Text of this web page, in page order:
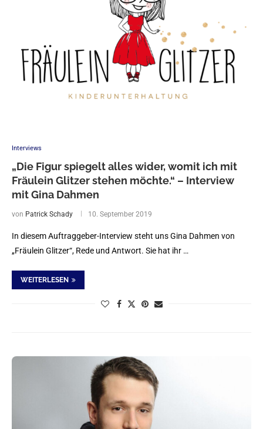
Interviews
„Die Figur spiegelt alles wider, womit ich mit
Fräulein Glitzer stehen möchte.“ – Interview
mit Gina Dahmen
von Patrick Schady 10. September 2019
In diesem Auftraggeber-Interview steht uns Gina Dahmen von
„Fräulein Glitzer“, Rede und Antwort. Sie hat ihr …
WEITERLESEN